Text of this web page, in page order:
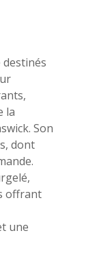
la
Son
dont
offrant
une